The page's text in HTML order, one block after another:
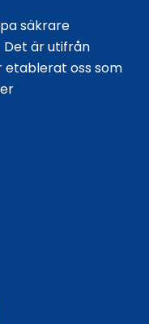
säkrare
är utifrån
etablerat oss som